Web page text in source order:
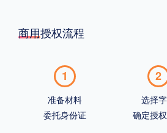
商用授权流程
1
准备材料
委托身份证
2
选择
确定授